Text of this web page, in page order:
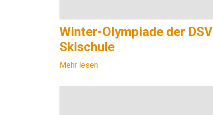
Winter-Olympiade der DSV
Skischule
Mehr lesen